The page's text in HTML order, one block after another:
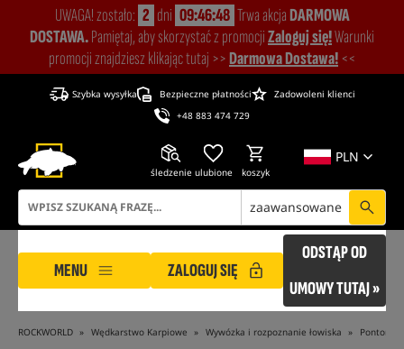
UWAGA! zostało: 2 dni 09:46:48 Trwa akcjaDARMOWA
DOSTAWA.Pamiętaj, aby skorzystać z promocjiZaloguj się!Warunki
promocji znajdziesz klikając tutaj >>Darmowa Dostawa! <<
Szybka wysyłka Bezpieczne płatności
Zadowoleni klienci
+48 883 474 729
PLN
śledzenie ulubione koszyk
zaawansowane
MENU ZALOGUJ SIĘ
ODSTĄP OD
UMOWY TUTAJ »
ROCKWORLD Wędkarstwo Karpiowe Wywózka i rozpoznanie łowiska Pontony